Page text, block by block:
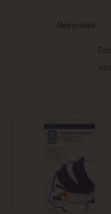
Nejnovější